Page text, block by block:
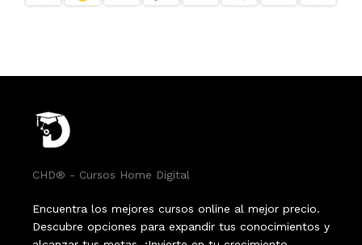
CHD® - Cursos Home Digital
Encuentra los mejores cursos online al mejor precio.
Descubre opciones para expandir tus conocimientos y